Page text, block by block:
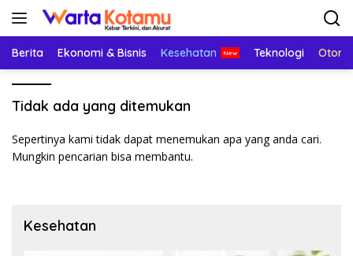
Langsung
Berita Ekonomi & Bisnis Kesehatan Teknologi
Tidak ada yang ditemukan
Sepertinya kami tidak dapat menemukan apa yang anda cari.
Mungkin pencarian bisa membantu.
Kesehatan